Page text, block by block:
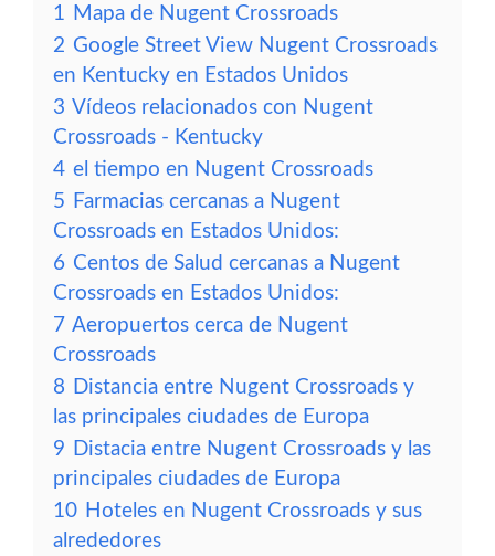
1 Mapa de Nugent Crossroads
2 Google Street View Nugent Crossroads
en Kentucky en Estados Unidos
3 Vídeos relacionados con Nugent
Crossroads - Kentucky
4 el tiempo en Nugent Crossroads
5 Farmacias cercanas a Nugent
Crossroads en Estados Unidos:
6 Centos de Salud cercanas a Nugent
Crossroads en Estados Unidos:
7 Aeropuertos cerca de Nugent
Crossroads
8 Distancia entre Nugent Crossroads y
las principales ciudades de Europa
9 Distacia entre Nugent Crossroads y las
principales ciudades de Europa
10 Hoteles en Nugent Crossroads y sus
alrededores